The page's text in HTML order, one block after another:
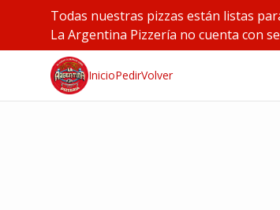
Todas nuestras pizzas están listas
La Argentina Pizzería no cuenta con
InicioPedirVolver